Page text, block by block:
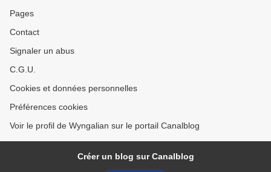
Pages
Contact
Signaler un abus
C.G.U.
Cookies et données personnelles
Préférences cookies
Voir le profil de Wyngalian sur le portail Canalblog
Créer un blog sur Canalblog